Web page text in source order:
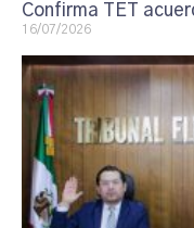
Confirma TET
16/07/2026